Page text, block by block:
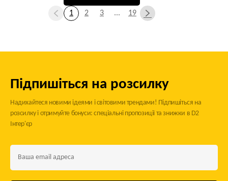
1 2 3 ... 19
Підпишіться на розсилку
Надихайтеся новими ідеями і світовими трендами! Підпишіться на
розсилку і отримуйте бонуси: спеціальні пропозиції та знижки в D2
Інтер'єр